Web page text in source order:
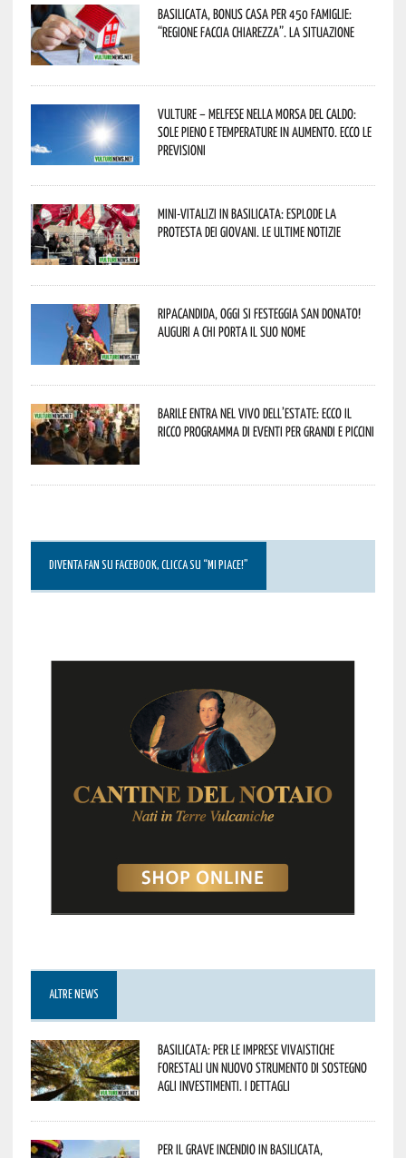
Basilicata, Bonus casa per 450 famiglie:
“Regione faccia chiarezza”. La situazione
Vulture – melfese nella morsa del caldo:
sole pieno e temperature in aumento. Ecco le
previsioni
Mini-vitalizi in Basilicata: esplode la
protesta dei giovani. Le ultime notizie
Ripacandida, oggi si festeggia San Donato!
Auguri a chi porta il suo nome
Barile entra nel vivo dell’estate: ecco il
ricco programma di eventi per grandi e piccini
DIVENTA FAN SU FACEBOOK, CLICCA SU “MI PIACE!”
ALTRE NEWS
Basilicata: per le imprese vivaistiche
forestali un nuovo strumento di sostegno
agli investimenti. I dettagli
Per il grave incendio in Basilicata,